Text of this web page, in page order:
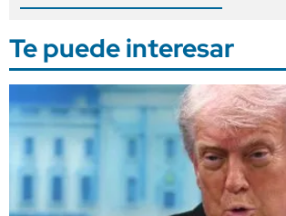
Te puede interesar